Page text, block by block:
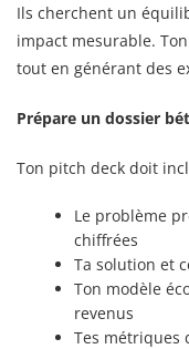
Ils cherchent un
impact mesurable.
tout en générant des
Prépare un dossier
Ton pitch deck doit
Le problème
chiffrées
Ta solution et
Ton modèle
revenus
Tes métriques